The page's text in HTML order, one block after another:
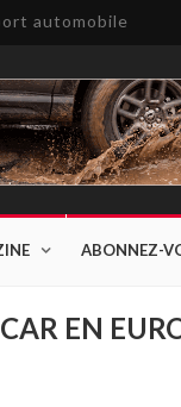
automobile
ABONNEZ-
EN